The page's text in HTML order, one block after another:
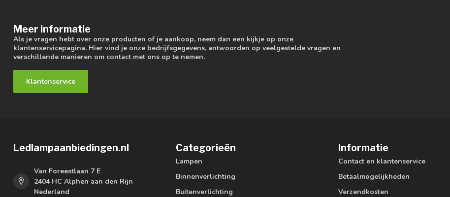
Meer informatie
Als je vragen hebt over onze producten of je aankoop, neem dan een kijkje op onze
klantenservicepagina. Hier vind je onze bedrijfsgegevens, antwoorden op veelgestelde vragen en
verschillende manieren om contact met ons op te nemen.
Klantenservice
Ledlampaanbiedingen.nl
Van Foreestlaan 7 E
2404 HC Alphen aan den Rijn
Nederland
Categorieën
Lampen
Binnenverlichting
Buitenverlichting
Informatie
Contact en klantenservice
Betaalmogelijkheden
Verzendkosten